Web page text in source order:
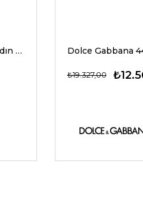
Versace 4466U 546280 54 G Kadın Güneş Gözlükleri
₺19.327,00